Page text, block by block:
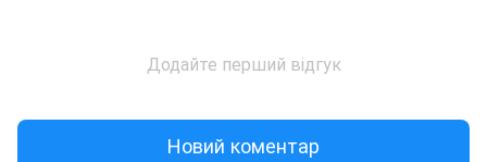
Додайте перший відгук
Новий коментар